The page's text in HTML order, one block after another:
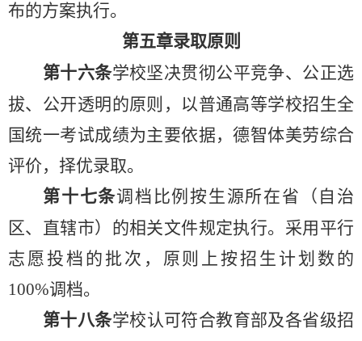
布的方案执行。
第五章录取原则
第十六条学校坚决贯彻公平竞争、公正选
拔、 公开透明的原则 ， 以普通高等学校招生全
国统一考试成绩为主要依据，德智体美劳综合
评价， 择优录取。
第十七条调档比例按生源所在省（自治
区、直辖市）的相关文件规定执行。 采用 平行
志愿投档的批次，原则上按招生计划数的
100%调档。
第十八条学校认可符合教育部及各省级招